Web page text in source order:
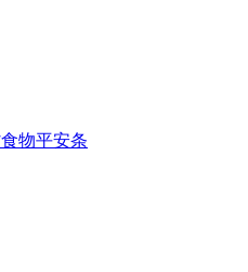
物平安条